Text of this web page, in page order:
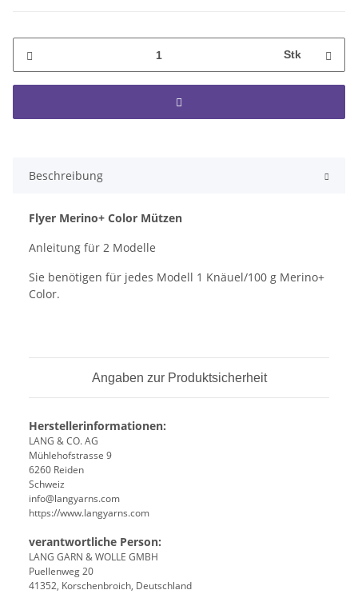
Stk
Beschreibung
Flyer Merino+ Color Mützen
Anleitung für 2 Modelle
Sie benötigen für jedes Modell 1 Knäuel/100 g Merino+
Color.
Angaben zur Produktsicherheit
Herstellerinformationen:
LANG & CO. AG
Mühlehofstrasse 9
6260 Reiden
Schweiz
info@langyarns.com
https://www.langyarns.com
verantwortliche Person:
LANG GARN & WOLLE GMBH
Puellenweg 20
41352, Korschenbroich, Deutschland